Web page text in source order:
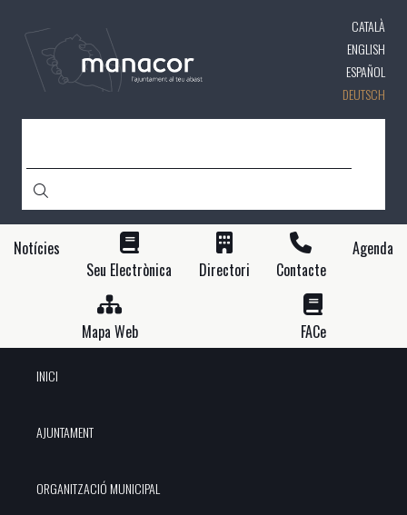
CATALÀ
ENGLISH
ESPAÑOL
DEUTSCH
Notícies
Seu Electrònica
Directori Contacte
Agenda
Mapa Web FACe
INICI
AJUNTAMENT
ORGANITZACIÓ MUNICIPAL